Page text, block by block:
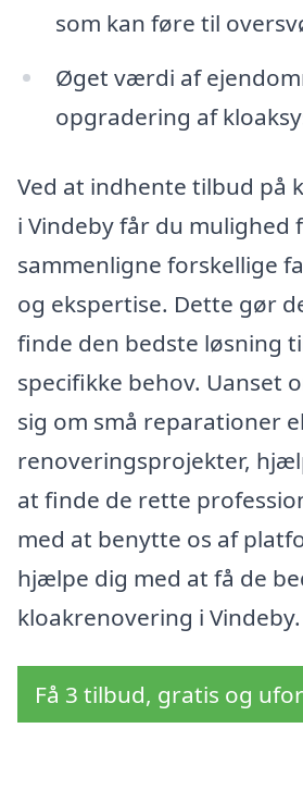
som kan føre til
Øget værdi af
opgradering af
Ved at indhente tilbud på
i Vindeby får du mulighed
sammenligne forskellige
og ekspertise. Dette gør
finde den bedste løsning
specifikke behov. Uanset
sig om små reparationer
renoveringsprojekter,
at finde de rette
med at benytte os af
hjælpe dig med at få de
kloakrenovering i Vindeby.
Få 3 tilbud, gratis og